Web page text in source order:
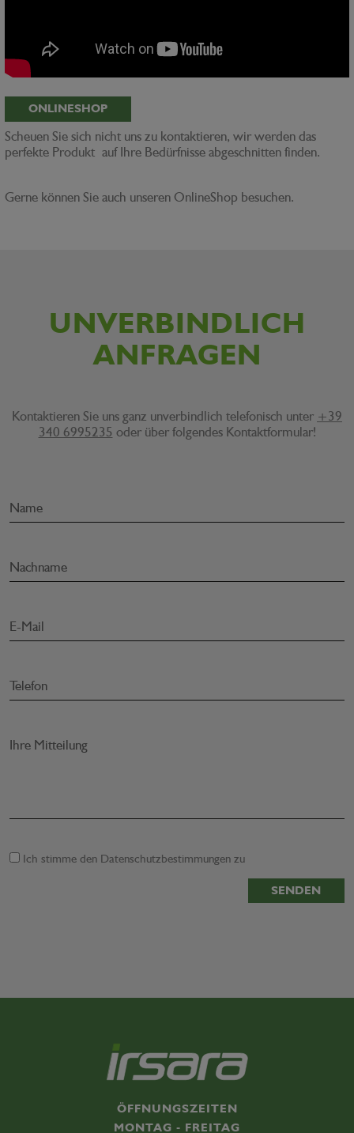
ONLINESHOP
Scheuen Sie sich nicht uns zu kontaktieren, wir werden das
perfekte Produkt auf Ihre Bedürfnisse abgeschnitten finden.
Gerne können Sie auch unseren OnlineShop besuchen.
UNVERBINDLICH
ANFRAGEN
Kontaktieren Sie uns ganz unverbindlich telefonisch unter +39
340 6995235 oder über folgendes Kontaktformular!
Name
Nachname
E-Mail
Telefon
Ihre Mitteilung
Ich stimme den Datenschutzbestimmungen zu
SENDEN
ÖFFNUNGSZEITEN
MONTAG - FREITAG